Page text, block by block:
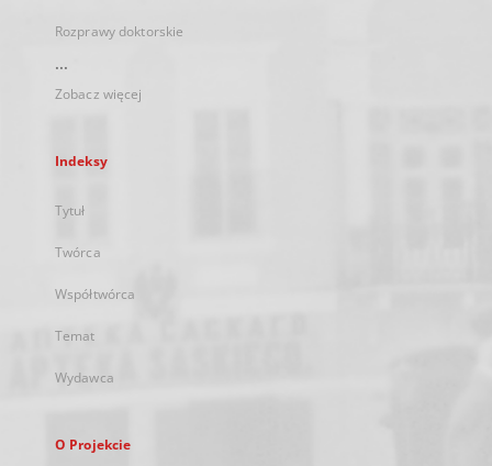
Rozprawy doktorskie
...
Zobacz więcej
Indeksy
Tytuł
Twórca
Współtwórca
Temat
Wydawca
O Projekcie